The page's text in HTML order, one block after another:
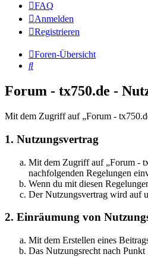
FAQ
Anmelden
Registrieren
Foren-Übersicht
Suche
Forum - tx750.de -
Mit dem Zugriff auf „Forum -
1. Nutzungsvertrag
Mit dem Zugriff auf „Forum -
nachfolgenden Regelungen
Wenn du mit diesen
Der Nutzungsvertrag wird auf
2. Einräumung von
Mit dem Erstellen eines
Das Nutzungsrecht nach